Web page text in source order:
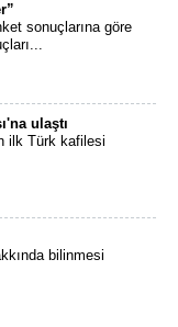
sonuçlarına göre
ulaştı
ilk Türk kafilesi
bilinmesi